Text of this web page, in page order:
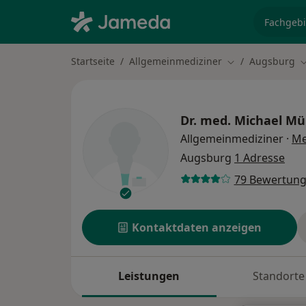
Startseite Allgemeinmediziner Stadt ändern
Augsburg
Dr. med. Michael
Allgemeinmediziner ·
Augsburg 1 Adresse
79
Kontaktdaten anzeigen
Leistungen Standorte